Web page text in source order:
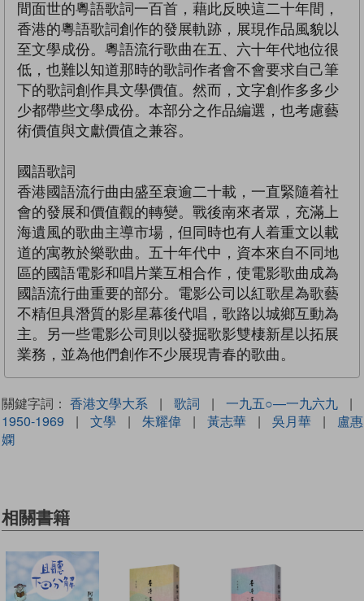
間面世的粵語歌詞一百首，藉此反映這二十年間，
香港的粵語歌詞創作的發展軌跡，展現作品風貌以
至文學成份。粵語流行歌曲在五、六十年代地位很
低，也難以知道那時的歌詞作者會不會要求自己筆
下的歌詞創作具文學價值。然而，文字創作多多少
少都帶些文學成份。本部分之作品編選，也考慮藝
術價值與文獻價值之兼容。
國語歌詞
香港國語流行曲由盛至衰逾二十載，一直緊隨着社
會的發展和價值觀的轉變。戰後南來者眾，充滿上
海遺風的歌曲主導市場，但同時也有人着重文以載
道的寓教於樂歌曲。五十年代中，資本來自不同地
區的國語電影和唱片業互相合作，使電影歌曲成為
國語流行曲重要的部分。電影公司以紅歌星為歌藝
不精但具潛質的影星幕後代唱，歌路以城鄉互動為
主。另一些電影公司則以發掘歌影雙棲新星以拓展
業務，並為他們創作不少展現青春的歌曲。
關鍵字詞： 香港文學大系 | 歌詞 | 一九五○—一九六九
|
1950-1969
| 文學 | 朱耀偉 | 黃志華 | 吳月華 |
盧惠
嫻
相關書籍